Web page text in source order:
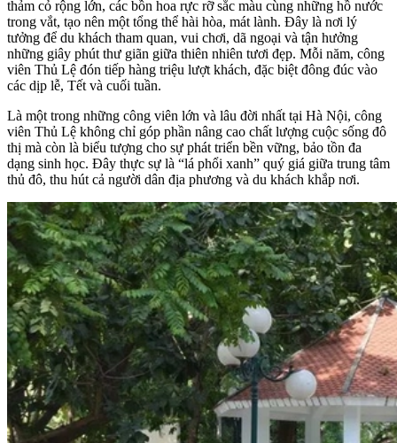
thảm cỏ rộng lớn, các bồn hoa rực rỡ sắc màu cùng những hồ nước
trong vắt, tạo nên một tổng thể hài hòa, mát lành. Đây là nơi lý
tưởng để du khách tham quan, vui chơi, dã ngoại và tận hưởng
những giây phút thư giãn giữa thiên nhiên tươi đẹp. Mỗi năm, công
viên Thủ Lệ đón tiếp hàng triệu lượt khách, đặc biệt đông đúc vào
các dịp lễ, Tết và cuối tuần.
Là một trong những công viên lớn và lâu đời nhất tại Hà Nội, công
viên Thủ Lệ không chỉ góp phần nâng cao chất lượng cuộc sống đô
thị mà còn là biểu tượng cho sự phát triển bền vững, bảo tồn đa
dạng sinh học. Đây thực sự là “lá phổi xanh” quý giá giữa trung tâm
thủ đô, thu hút cả người dân địa phương và du khách khắp nơi.